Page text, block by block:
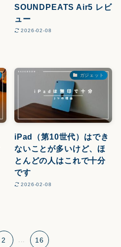
SOUNDPEATS Air5 レビ
ュー
2026-02-08
ガジェット
iPad（第10世代）はでき
ないことが多いけど、ほ
とんどの人はこれで十分
です
2026-02-08
2 16